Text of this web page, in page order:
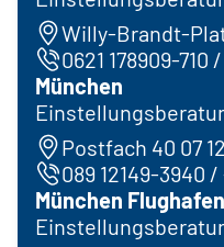
Willy-Brandt-
0621 178909-710 /
München
Postfach 40 07
089 12149-3940 /
München Flughafen